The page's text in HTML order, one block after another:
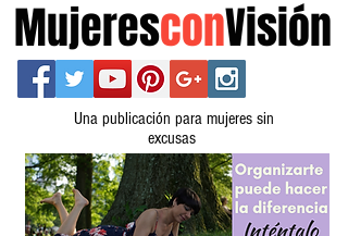
MujeresconVisión
Una publicación para mujeres sin
excusas